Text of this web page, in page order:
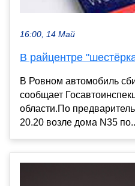
16:00, 14 Май
В райцентре
В Ровном автомобиль
сообщает
области.По
20.20 возле дома N35